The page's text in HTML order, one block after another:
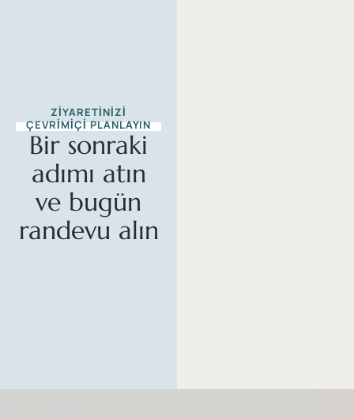
ZIYARETINIZI
ÇEVRIMIÇI PLANLAYIN
Bir sonraki
adımı atın
ve bugün
randevu alın